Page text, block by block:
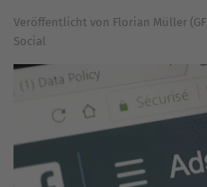
Veröffentlicht von Florian Müller
Social